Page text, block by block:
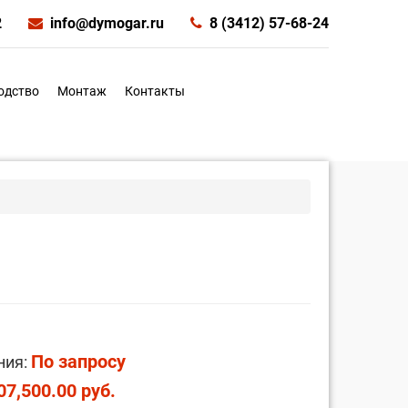
info@dymogar.ru 8 (3412) 57-68-24
Монтаж Контакты
По запросу
руб.